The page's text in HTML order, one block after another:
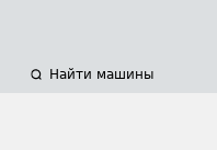
Найти машины